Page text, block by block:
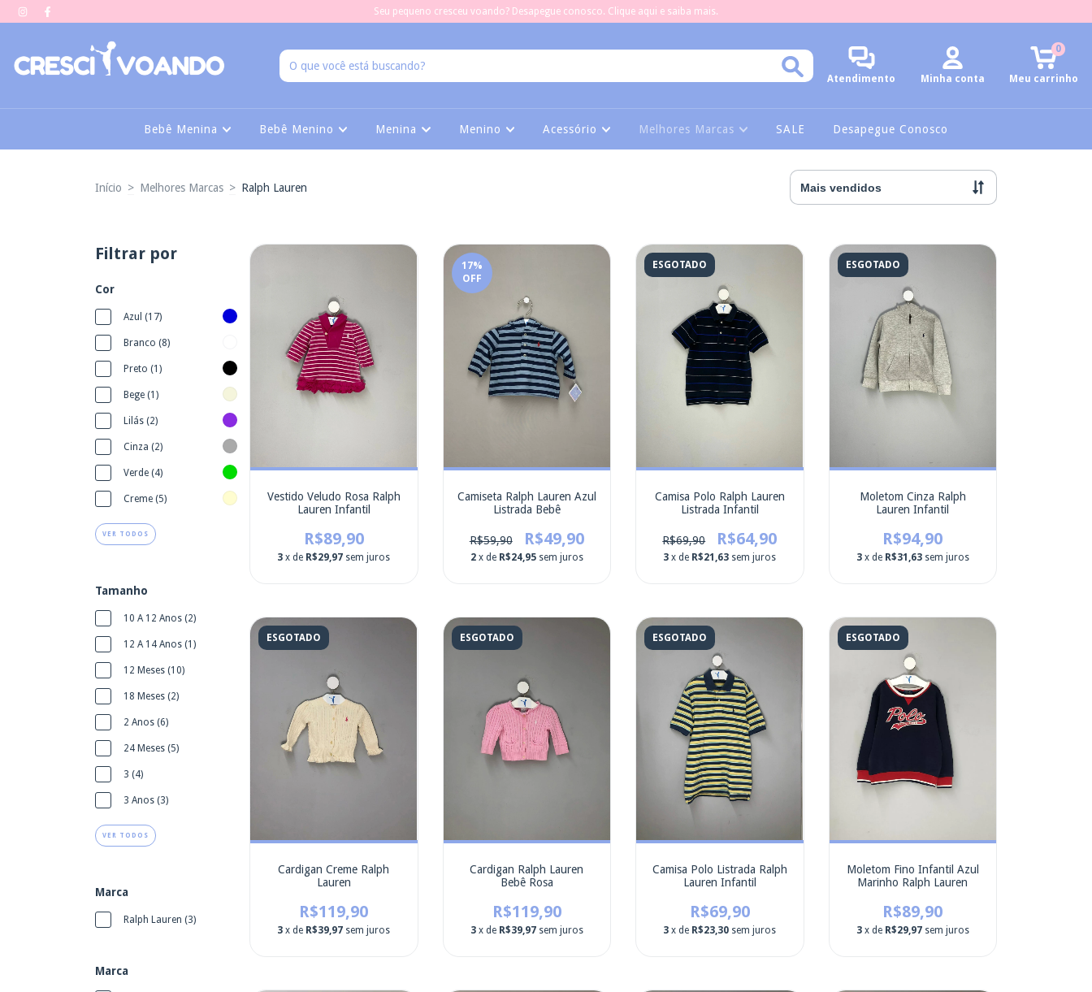
Seu pequeno cresceu voando? Desapegue conosco. Clique aqui e saiba mais.
Atendimento Minha conta Meu carrinho
0
Bebê Menina Bebê Menino Menina Menino Acessório Melhores Marcas SALE Desapegue Conosco
Início > Melhores Marcas > Ralph Lauren
Filtrar por
Cor
Azul (17)
Branco (8)
Preto (1)
Bege (1)
Lilás (2)
Cinza (2)
Verde (4)
Creme (5)
VER TODOS
Tamanho
10 A 12 Anos (2)
12 A 14 Anos (1)
12 Meses (10)
18 Meses (2)
2 Anos (6)
24 Meses (5)
3 (4)
3 Anos (3)
VER TODOS
Marca
Ralph Lauren (3)
Marca
Vestido Veludo Rosa Ralph
Lauren Infantil
R$89,90
3 x de R$29,97 sem juros
17%
OFF
Camiseta Ralph Lauren Azul
Listrada Bebê
R$59,90 R$49,90
2 x de R$24,95 sem juros
ESGOTADO
Camisa Polo Ralph Lauren
Listrada Infantil
R$69,90 R$64,90
3 x de R$21,63 sem juros
ESGOTADO
Moletom Cinza Ralph
Lauren Infantil
R$94,90
3 x de R$31,63 sem juros
ESGOTADO
Cardigan Creme Ralph
Lauren
R$119,90
3 x de R$39,97 sem juros
ESGOTADO
Cardigan Ralph Lauren
Bebê Rosa
R$119,90
3 x de R$39,97 sem juros
ESGOTADO
Camisa Polo Listrada Ralph
Lauren Infantil
R$69,90
3 x de R$23,30 sem juros
ESGOTADO
Moletom Fino Infantil Azul
Marinho Ralph Lauren
R$89,90
3 x de R$29,97 sem juros